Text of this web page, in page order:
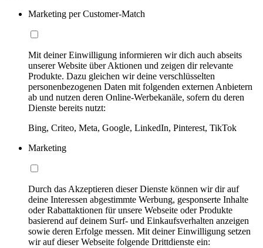
Marketing per Customer-Match
Mit deiner Einwilligung informieren wir dich auch abseits
unserer Website über Aktionen und zeigen dir relevante
Produkte. Dazu gleichen wir deine verschlüsselten
personenbezogenen Daten mit folgenden externen Anbietern
ab und nutzen deren Online-Werbekanäle, sofern du deren
Dienste bereits nutzt:
Bing, Criteo, Meta, Google, LinkedIn, Pinterest, TikTok
Marketing
Durch das Akzeptieren dieser Dienste können wir dir auf
deine Interessen abgestimmte Werbung, gesponserte Inhalte
oder Rabattaktionen für unsere Webseite oder Produkte
basierend auf deinem Surf- und Einkaufsverhalten anzeigen
sowie deren Erfolge messen. Mit deiner Einwilligung setzen
wir auf dieser Webseite folgende Drittdienste ein: